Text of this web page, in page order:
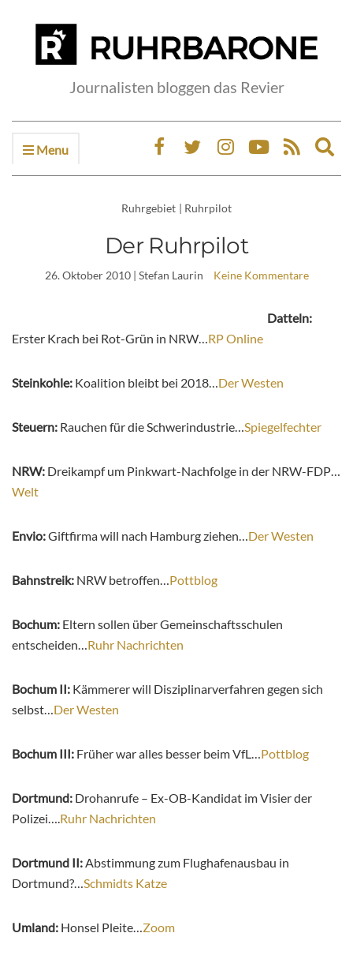
Journalisten bloggen das Revier
Menu
Ruhrgebiet | Ruhrpilot
Der Ruhrpilot
26. Oktober 2010| Stefan Laurin Keine Kommentare
Datteln:
Erster Krach bei Rot-Grün in NRW…RP Online
Steinkohle: Koalition bleibt bei 2018…Der Westen
Steuern: Rauchen für die Schwerindustrie…Spiegelfechter
NRW: Dreikampf um Pinkwart-Nachfolge in der NRW-FDP…
Welt
Envio:Giftfirma will nach Hamburg ziehen…Der Westen
Bahnstreik: NRW betroffen…Pottblog
Bochum: Eltern sollen über Gemeinschaftsschulen
entscheiden…Ruhr Nachrichten
Bochum II: Kämmerer will Disziplinarverfahren gegen sich
selbst…Der Westen
Bochum III: Früher war alles besser beim VfL…Pottblog
Dortmund: Drohanrufe – Ex-OB-Kandidat im Visier der
Polizei….Ruhr Nachrichten
Dortmund II:Abstimmung zum Flughafenausbau in
Dortmund?…Schmidts Katze
Umland: Honsel Pleite…Zoom